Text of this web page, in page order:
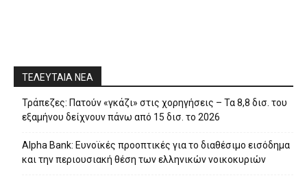
ΤΕΛΕΥΤΑΙΑ ΝΕΑ
Τράπεζες: Πατούν «γκάζι» στις χορηγήσεις – Τα 8,8 δισ. του
εξαμήνου δείχνουν πάνω από 15 δισ. το 2026
Alpha Bank: Ευνοϊκές προοπτικές για το διαθέσιμο εισόδημα
και την περιουσιακή θέση των ελληνικών νοικοκυριών